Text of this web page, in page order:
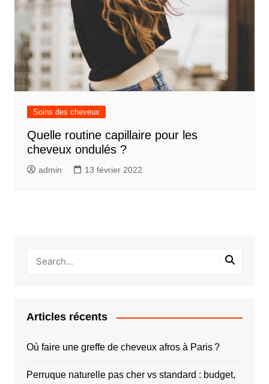
Soins des cheveux
Quelle routine capillaire pour les
cheveux ondulés ?
admin 13 février 2022
Articles récents
Où faire une greffe de cheveux afros à Paris ?
Perruque naturelle pas cher vs standard : budget,